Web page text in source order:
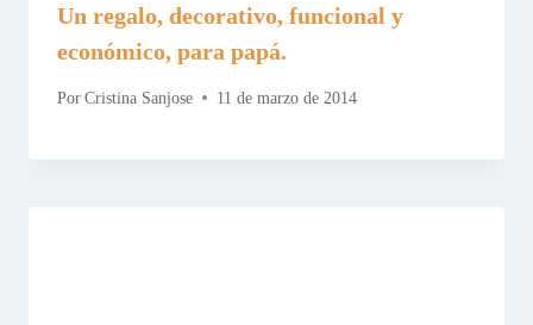
Un regalo, decorativo, funcional y
económico, para papá.
Por Cristina Sanjose 11 de marzo de 2014